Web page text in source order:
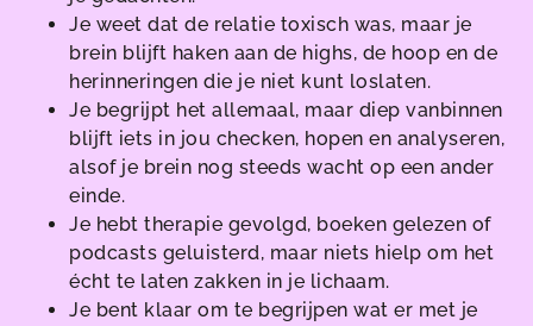
Je weet dat de relatie toxisch was, maar je
brein blijft haken aan de highs, de hoop en de
herinneringen die je niet kunt loslaten.
Je begrijpt het allemaal, maar diep vanbinnen
blijft iets in jou checken, hopen en analyseren,
alsof je brein nog steeds wacht op een ander
einde.
Je hebt therapie gevolgd, boeken gelezen of
podcasts geluisterd, maar niets hielp om het
écht te laten zakken in je lichaam.
Je bent klaar om te begrijpen wat er met je